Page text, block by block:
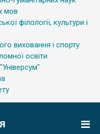
мов
філології, культури і
виховання і спорту
освіти